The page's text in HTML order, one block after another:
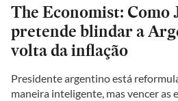
The Economist: Como
pretende blindar a
volta da inflação
Presidente argentino está
maneira inteligente, mas vencer as